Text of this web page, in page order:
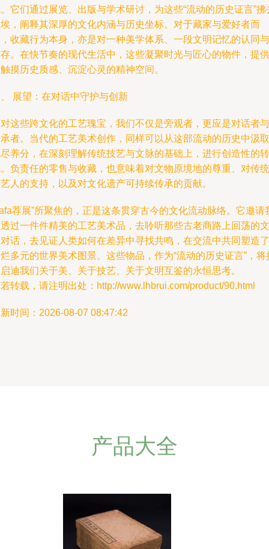
它们通过展览、出版与学术研讨，为这些“流动的历史证言”拂
，阐释其深厚的文化内涵与历史坐标。对于藏家与爱好者而
收藏行为本身，亦是对一种美学体系、一段文明记忆的认同与
。在快节奏的现代生活中，这些凝聚时光与匠心的物件，提供
摸历史质感、沉淀心灵的精神空间。
展望：在对话中守护与创新
这些跨文化的工艺瑰宝，我们不仅是旁观者，更应是对话者与
者。当代的工艺美术创作，同样可以从这部流动的历史中汲取
养分，在深刻理解传统技艺与文脉的基础上，进行创造性的转
负责任的零售与收藏，也意味着对文物原境地的尊重、对传统
人的支持，以及对文化遗产可持续传承的贡献。
荐展”所聚焦的，正是这条贯穿古今的文化流动脉络。它邀请
过一件件精美的工艺美术品，去聆听那些古老商路上回荡的文
话，去见证人类如何在差异中寻找共鸣，在交流中共同塑造了
多元的世界美术图景。这些物品，作为“流动的历史证言”，将
迪我们关于美、关于技艺、关于文明互鉴的永恒思考。
转载，请注明出处：http://www.lhbrui.com/product/90.html
时间：2026-08-07 08:47:42
产品大全